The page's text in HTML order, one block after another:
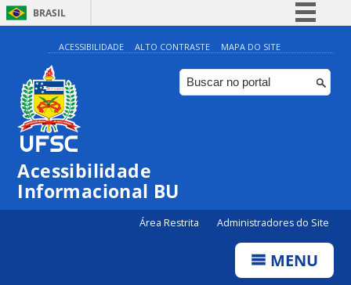
BRASIL
Simplifique!
Comunica BR
Participe
ACESSIBILIDADE ALTO CONTRASTE MAPA DO SITE
Acessibilidade
Informacional BU
Área Restrita Administradores do Site
MENU